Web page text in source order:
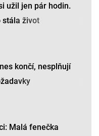
užil jen pár hodin.
stála život
končí, nesplňují
Malá fenečka